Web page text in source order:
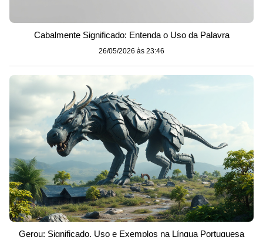
Cabalmente Significado: Entenda o Uso da Palavra
26/05/2026 às 23:46
Gerou: Significado, Uso e Exemplos na Língua Portuguesa